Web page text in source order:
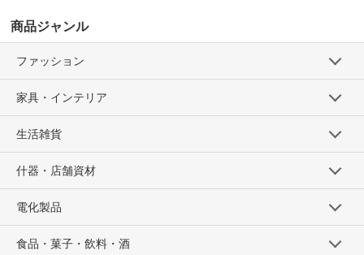
商品ジャンル
ファッション
家具・インテリア
生活雑貨
什器・店舗資材
電化製品
食品・菓子・飲料・酒